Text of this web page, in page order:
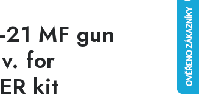
MF gun
for
kit